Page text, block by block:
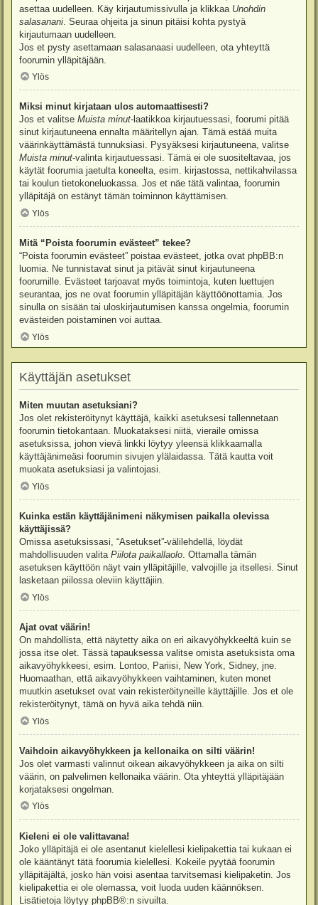
asettaa uudelleen. Käy kirjautumissivulla ja klikkaa Unohdin
salasanani . Seuraa ohjeita ja sinun pitäisi kohta pystyä
kirjautumaan uudelleen.
Jos et pysty asettamaan salasanaasi uudelleen, ota yhteyttä
foorumin ylläpitäjään.
Ylös
Miksi minut kirjataan ulos automaattisesti?
Jos et valitse Muista minut-laatikkoa kirjautuessasi, foorumi pitää
sinut kirjautuneena ennalta määritellyn ajan. Tämä estää muita
väärinkäyttämästä tunnuksiasi. Pysyäksesi kirjautuneena, valitse
Muista minut-valinta kirjautuessasi. Tämä ei ole suositeltavaa, jos
käytät foorumia jaetulta koneelta, esim. kirjastossa, nettikahvilassa
tai koulun tietokoneluokassa. Jos et näe tätä valintaa, foorumin
ylläpitäjä on estänyt tämän toiminnon käyttämisen.
Ylös
Mitä “Poista foorumin evästeet” tekee?
“Poista foorumin evästeet” poistaa evästeet, jotka ovat phpBB:n
luomia. Ne tunnistavat sinut ja pitävät sinut kirjautuneena
foorumille. Evästeet tarjoavat myös toimintoja, kuten luettujen
seurantaa, jos ne ovat foorumin ylläpitäjän käyttöönottamia. Jos
sinulla on sisään tai uloskirjautumisen kanssa ongelmia, foorumin
evästeiden poistaminen voi auttaa.
Ylös
Käyttäjän asetukset
Miten muutan asetuksiani?
Jos olet rekisteröitynyt käyttäjä, kaikki asetuksesi tallennetaan
foorumin tietokantaan. Muokataksesi niitä, vieraile omissa
asetuksissa, johon vievä linkki löytyy yleensä klikkaamalla
käyttäjänimeäsi foorumin sivujen ylälaidassa. Tätä kautta voit
muokata asetuksiasi ja valintojasi.
Ylös
Kuinka estän käyttäjänimeni näkymisen paikalla olevissa
käyttäjissä?
Omissa asetuksissasi, “Asetukset”-välilehdellä, löydät
mahdollisuuden valita Piilota paikallaolo. Ottamalla tämän
asetuksen käyttöön näyt vain ylläpitäjille, valvojille ja itsellesi. Sinut
lasketaan piilossa oleviin käyttäjiin.
Ylös
Ajat ovat väärin!
On mahdollista, että näytetty aika on eri aikavyöhykkeeltä kuin se
jossa itse olet. Tässä tapauksessa valitse omista asetuksista oma
aikavyöhykkeesi, esim. Lontoo, Pariisi, New York, Sidney, jne.
Huomaathan, että aikavyöhykkeen vaihtaminen, kuten monet
muutkin asetukset ovat vain rekisteröityneille käyttäjille. Jos et ole
rekisteröitynyt, tämä on hyvä aika tehdä niin.
Ylös
Vaihdoin aikavyöhykkeen ja kellonaika on silti väärin!
Jos olet varmasti valinnut oikean aikavyöhykkeen ja aika on silti
väärin, on palvelimen kellonaika väärin. Ota yhteyttä ylläpitäjään
korjataksesi ongelman.
Ylös
Kieleni ei ole valittavana!
Joko ylläpitäjä ei ole asentanut kielellesi kielipakettia tai kukaan ei
ole kääntänyt tätä foorumia kielellesi. Kokeile pyytää foorumin
ylläpitäjältä, josko hän voisi asentaa tarvitsemasi kielipaketin. Jos
kielipakettia ei ole olemassa, voit luoda uuden käännöksen.
Lisätietoja löytyy phpBB®:n sivuilta.